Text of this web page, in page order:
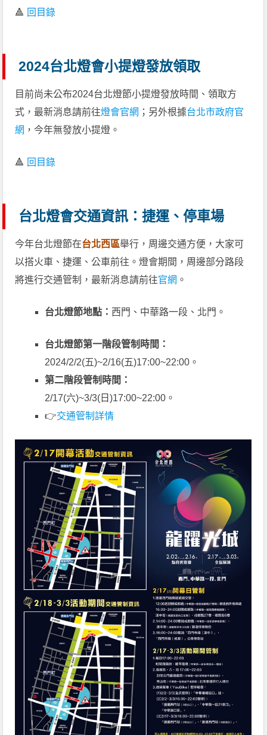
🔺 回目錄
2024台北燈會小提燈發放領取
目前尚未公布2024台北燈節小提燈發放時間、領取方
式，最新消息請前往燈會官網 ；另外根據台北市政府官
網 ，今年無發放小提燈。
🔺 回目錄
台北燈會交通資訊：捷運、停車場
今年台北燈節在台北西區舉行，周邊交通方便，大家可
以搭火車、捷運、公車前往。燈會期間，周邊部分路段
將進行交通管制，最新消息請前往官網 。
台北燈節地點： 西門、中華路一段、北門。
台北燈節第一階段管制時間：
2024/2/2(五)~2/16(五)17:00~22:00。
第二階段管制時間：
2/17(六)~3/3(日)17:00~22:00。
👉交通管制詳情